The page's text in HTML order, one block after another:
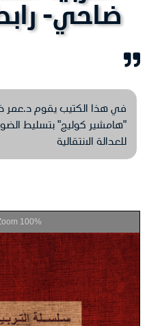
ضاحي-
في هذا الكتيب يقوم د.عمر
"هامشير كوليج" بتسليط
للعدالة الانتقالية
100%